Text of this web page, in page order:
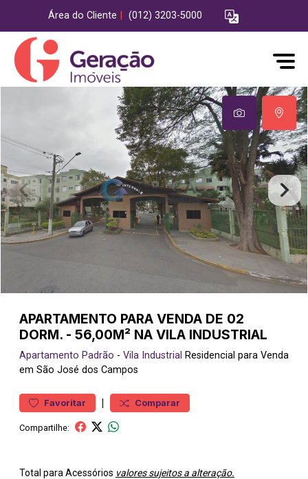
Área do Cliente (012) 3203-5000
APARTAMENTO PARA VENDA DE 02
DORM. - 56,00M² NA VILA INDUSTRIAL
Apartamento Padrão - Vila Industrial Residencial para Venda
em São José dos Campos
Favoritar | Comparar
Compartilhe:
Total para Acessórios valores sujeitos a alteração.